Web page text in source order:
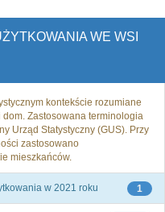
WE WSI
kontekście rozumiane
Zastosowana terminologia
Urząd Statystyczny (GUS). Przy
zastosowano
mieszkańców.
1
w 2021 roku